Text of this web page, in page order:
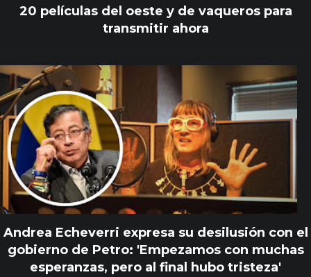
20 películas del oeste y de vaqueros para
transmitir ahora
Andrea Echeverri expresa su desilusión con el
gobierno de Petro: 'Empezamos con muchas
esperanzas, pero al final hubo tristeza'